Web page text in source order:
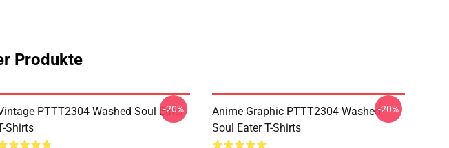
Produkte
PTTT2304 Washed Soul Eater
Shirts
-20%
Anime Graphic PTTT2304 Washed
Soul Eater T-Shirts
-20%